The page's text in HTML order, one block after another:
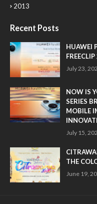
2013
Recent Posts
HUAWEI
July 23,
NOW IS
SERIES
MOBILE
July 15,
THE
June 19,